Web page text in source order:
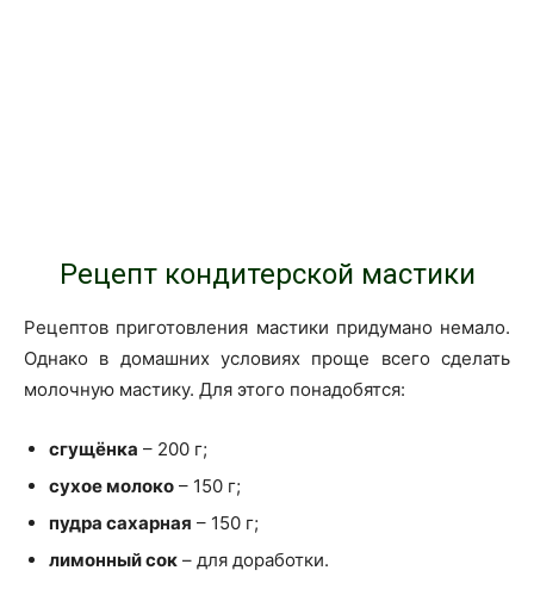
Рецепт кондитерской мастики
Рецептов приготовления мастики придумано немало.
Однако в домашних условиях проще всего сделать
молочную мастику. Для этого понадобятся:
сгущёнка – 200 г;
сухое молоко – 150 г;
пудра сахарная – 150 г;
лимонный сок – для доработки.